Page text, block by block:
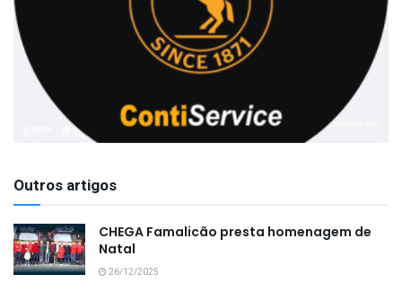
Outros artigos
CHEGA Famalicão presta homenagem de
Natal
26/12/2025